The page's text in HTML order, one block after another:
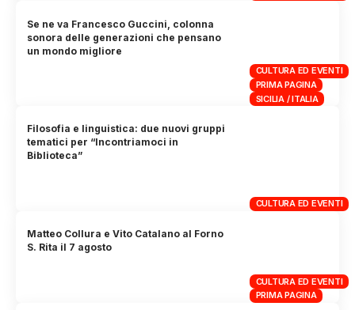
CULTURA ED EVENTI
PRIMA PAGINA
SICILIA / ITALIA
Se ne va Francesco Guccini, colonna
sonora delle generazioni che pensano
un mondo migliore
CULTURA ED EVENTI
Filosofia e linguistica: due nuovi gruppi
tematici per “Incontriamoci in
Biblioteca”
CULTURA ED EVENTI
PRIMA PAGINA
Matteo Collura e Vito Catalano al Forno
S. Rita il 7 agosto